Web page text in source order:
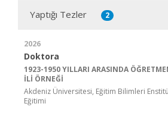
Yaptığı Tezler 2
2026
Doktora
1923-1950 YILLARI ARASINDA
İLİ ÖRNEĞİ
Akdeniz Üniversitesi, Eğitim Bilimleri
Eğitimi